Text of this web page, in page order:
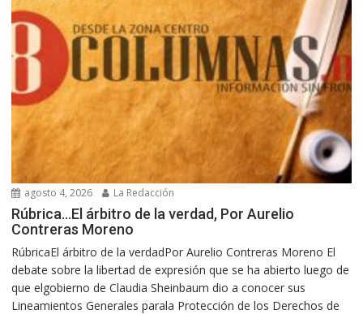
agosto 4, 2026 La Redacción
Rúbrica…El árbitro de la verdad, Por Aurelio
Contreras Moreno
RúbricaEl árbitro de la verdadPor Aurelio Contreras Moreno El
debate sobre la libertad de expresión que se ha abierto luego de
que elgobierno de Claudia Sheinbaum dio a conocer sus
Lineamientos Generales parala Protección de los Derechos de